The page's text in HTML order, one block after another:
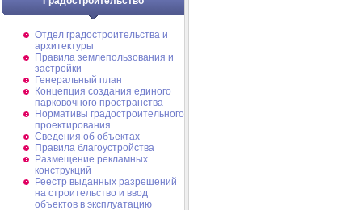
Отдел градостроительства и
архитектуры
Правила землепользования и
застройки
Генеральный план
Концепция создания единого
парковочного пространства
Нормативы градостроительного
проектирования
Сведения об объектах
Правила благоустройства
Размещение рекламных
конструкций
Реестр выданных разрешений
на строительство и ввод
объектов в эксплуатацию